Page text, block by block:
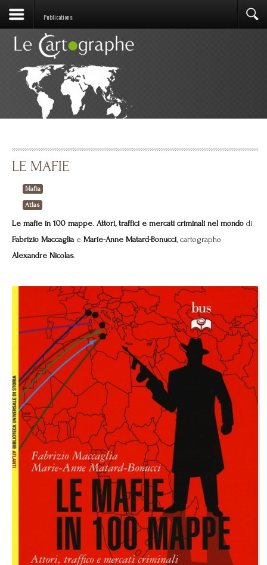
Publications
LE MAFIE
Mafia
Atlas
Le mafie in 100 mappe. Attori, traffici e mercati criminali nel mondo di
Fabrizio Maccaglia e Marie-Anne Matard-Bonucci, cartographo
Alexandre Nicolas.